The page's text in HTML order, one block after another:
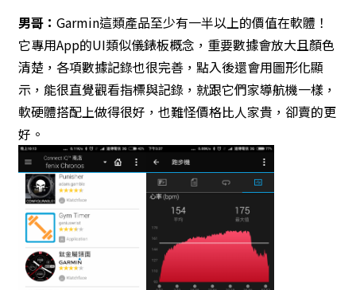
男哥： Garmin這類產品至少有一半以上的價值在軟體！
它專用App的UI類似儀錶板概念，重要數據會放大且顏色
清楚，各項數據記錄也很完善，點入後還會用圖形化顯
示，能很直覺觀看指標與記錄，就跟它們家導航機一樣，
軟硬體搭配上做得很好，也難怪價格比人家貴，卻賣的更
好。